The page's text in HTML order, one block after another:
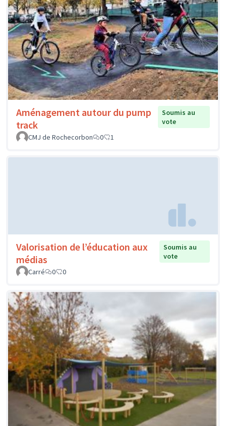
Aménagement autour du pump
track
Soumis au
vote
CMJ de Rochecorbon
0 1
Valorisation de l’éducation aux
médias
Soumis au
vote
Carré
0 0